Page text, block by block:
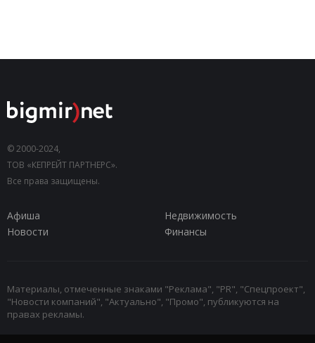
© 2000-2024,
ТОВ «КЕПРЕЙТ ПАРТНЕРС».
Все права защищены.
Афиша
Недвижимость
Новости
Финансы
Материалы, отмеченные знаками "Реклама", "PR", "Спецпроект",
"Новости компаний", "Актуально", "Промо", публикуются на
правах рекламы.